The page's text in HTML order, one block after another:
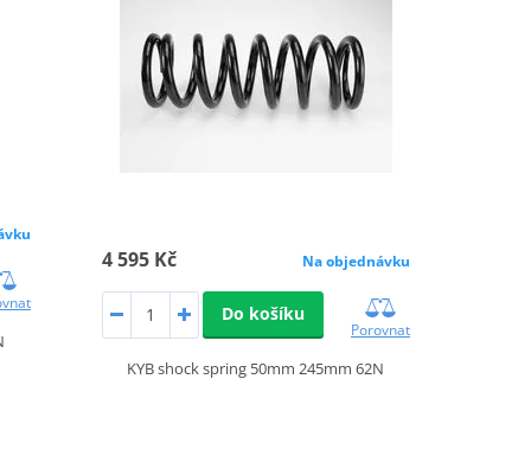
4 595 Kč Na objednávku
Do košíku
Porovnat
KYB shock spring 50mm 245mm 62N